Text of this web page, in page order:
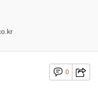
0